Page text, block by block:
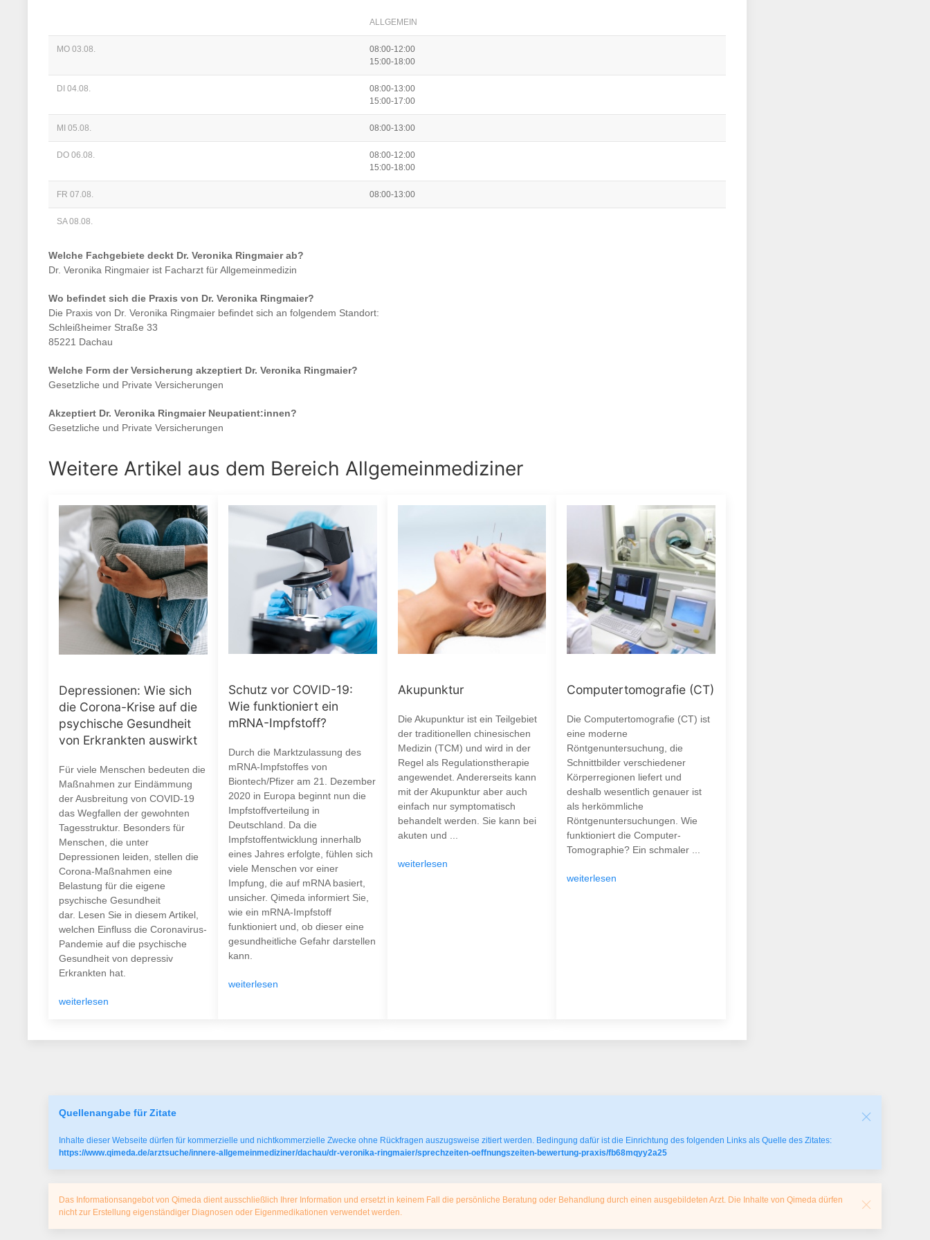
ALLGEMEIN
MO 03.08.
08:00-12:00
15:00-18:00
DI 04.08.
08:00-13:00
15:00-17:00
MI 05.08. 08:00-13:00
DO 06.08.
08:00-12:00
15:00-18:00
FR 07.08. 08:00-13:00
SA 08.08.
Welche Fachgebiete deckt Dr. Veronika Ringmaierab?
Dr. Veronika Ringmaier ist Facharzt für Allgemeinmedizin
Wo befindet sich die Praxis von Dr. Veronika Ringmaier?
Die Praxis von Dr. Veronika Ringmaier befindet sich an folgendem Standort:
Schleißheimer Straße 33
85221 Dachau
Welche Form der Versicherung akzeptiert Dr. Veronika Ringmaier?
Gesetzliche und Private Versicherungen
Akzeptiert Dr. Veronika RingmaierNeupatient:innen?
Gesetzliche und Private Versicherungen
Weitere Artikel aus dem Bereich Allgemeinmediziner
Depressionen: Wie sich
die Corona-Krise auf die
psychische Gesundheit
von Erkrankten auswirkt
Für viele Menschen bedeuten die
Maßnahmen zur Eindämmung
der Ausbreitung von COVID-19
das Wegfallen der gewohnten
Tagesstruktur. Besonders für
Menschen, die unter
Depressionen leiden, stellen die
Corona-Maßnahmen eine
Belastung für die eigene
psychische Gesundheit
dar. Lesen Sie in diesem Artikel,
welchen Einfluss die Coronavirus-
Pandemie auf die psychische
Gesundheit von depressiv
Erkrankten hat.
weiterlesen
Schutz vor COVID-19:
Wie funktioniert ein
mRNA-Impfstoff?
Durch die Marktzulassung des
mRNA-Impfstoffes von
Biontech/Pfizer am 21. Dezember
2020 in Europa beginnt nun die
Impfstoffverteilung in
Deutschland. Da die
Impfstoffentwicklung innerhalb
eines Jahres erfolgte, fühlen sich
viele Menschen vor einer
Impfung, die auf mRNA basiert,
unsicher. Qimeda informiert Sie,
wie ein mRNA-Impfstoff
funktioniert und, ob dieser eine
gesundheitliche Gefahr darstellen
kann.
weiterlesen
Akupunktur
Die Akupunktur ist ein Teilgebiet
der traditionellen chinesischen
Medizin (TCM) und wird in der
Regel als Regulationstherapie
angewendet. Andererseits kann
mit der Akupunktur aber auch
einfach nur symptomatisch
behandelt werden. Sie kann bei
akuten und ...
weiterlesen
Computertomografie (CT)
Die Computertomografie (CT) ist
eine moderne
Röntgenuntersuchung, die
Schnittbilder verschiedener
Körperregionen liefert und
deshalb wesentlich genauer ist
als herkömmliche
Röntgenuntersuchungen. Wie
funktioniert die Computer-
Tomographie? Ein schmaler ...
weiterlesen
Quellenangabe für Zitate
Inhalte dieser Webseite dürfen für kommerzielle und nichtkommerzielle Zwecke ohne Rückfragen auszugsweise zitiert werden. Bedingung dafür ist die Einrichtung des folgenden Links als Quelle des Zitates:
https://www.qimeda.de/arztsuche/innere-allgemeinmediziner/dachau/dr-veronika-ringmaier/sprechzeiten-oeffnungszeiten-bewertung-praxis/fb68mqyy2a25
Das Informationsangebot von Qimeda dient ausschließlich Ihrer Information und ersetzt in keinem Fall die persönliche Beratung oder Behandlung durch einen ausgebildeten Arzt. Die Inhalte von Qimeda dürfen
nicht zur Erstellung eigenständiger Diagnosen oder Eigenmedikationen verwendet werden.